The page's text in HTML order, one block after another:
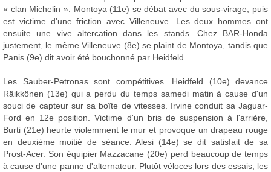
« clan Michelin ». Montoya (11e) se débat avec du sous-virage, puis
est victime d'une friction avec Villeneuve. Les deux hommes ont
ensuite une vive altercation dans les stands. Chez BAR-Honda
justement, le même Villeneuve (8e) se plaint de Montoya, tandis que
Panis (9e) dit avoir été bouchonné par Heidfeld.
Les Sauber-Petronas sont compétitives. Heidfeld (10e) devance
Räikkönen (13e) qui a perdu du temps samedi matin à cause d'un
souci de capteur sur sa boîte de vitesses. Irvine conduit sa Jaguar-
Ford en 12e position. Victime d'un bris de suspension à l'arrière,
Burti (21e) heurte violemment le mur et provoque un drapeau rouge
en deuxième moitié de séance. Alesi (14e) se dit satisfait de sa
Prost-Acer. Son équipier Mazzacane (20e) perd beaucoup de temps
à cause d'une panne d'alternateur. Plutôt véloces lors des essais, les